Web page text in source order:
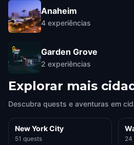
Anaheim
4 experiências
Garden Grove
2 experiências
Explorar mais
Descubra quests e aventuras em
New York City
51 quests 24